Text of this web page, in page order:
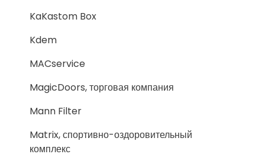
KaKastom Box
Kdem
MACservice
MagicDoors, торговая компания
Mann Filter
Matrix, спортивно-оздоровительный
комплекс